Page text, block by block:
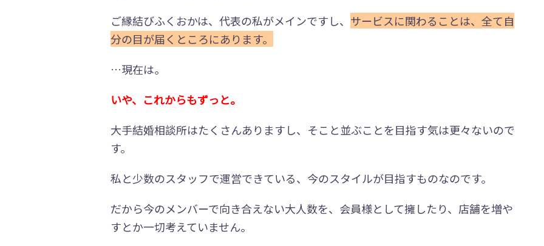
ご縁結びふくおかは、代表の私がメインですし、 サービスに関わることは、全て自
分の目が届くところにあります。
…現在は。
いや、これからもずっと。
大手結婚相談所はたくさんありますし、そこと並ぶことを目指す気は更々ないので
す。
私と少数のスタッフで運営できている、今のスタイルが目指すものなのです。
だから今のメンバーで向き合えない大人数を、会員様として擁したり、店舗を増や
すとか一切考えていません。